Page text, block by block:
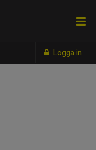
Logga in